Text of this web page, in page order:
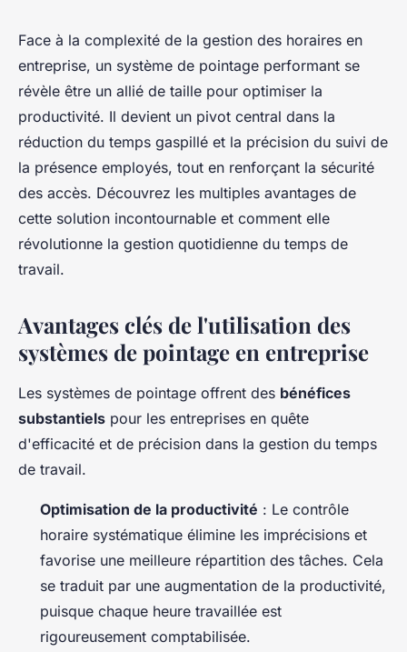
Gestion efficace du temps de
travail et d'accès dans une
entreprise : les avantages d'un
système de pointage
Baptiste•11 mars 2024•3 min de lecture
Face à la complexité de la gestion des horaires en
entreprise, un système de pointage performant se
révèle être un allié de taille pour optimiser la
productivité. Il devient un pivot central dans la
réduction du temps gaspillé et la précision du suivi de
la présence employés, tout en renforçant la sécurité
des accès. Découvrez les multiples avantages de
cette solution incontournable et comment elle
révolutionne la gestion quotidienne du temps de
travail.
Avantages clés de l'utilisation des
systèmes de pointage en entreprise
Les systèmes de pointage offrent des bénéfices
substantiels pour les entreprises en quête
d'efficacité et de précision dans la gestion du temps
de travail.
Optimisation de la productivité : Le contrôle
horaire systématique élimine les imprécisions et
favorise une meilleure répartition des tâches. Cela
se traduit par une augmentation de la productivité,
puisque chaque heure travaillée est
rigoureusement comptabilisée.